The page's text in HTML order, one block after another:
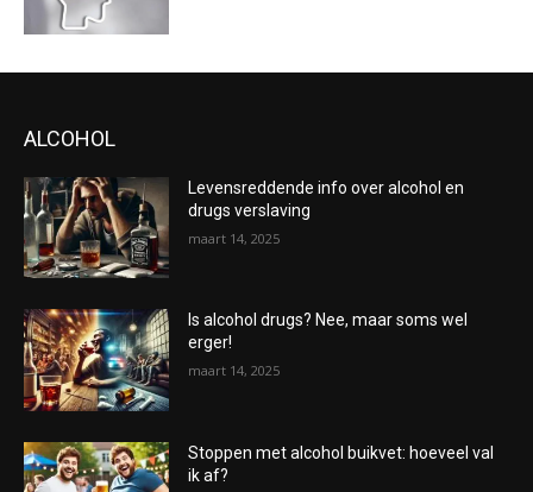
ALCOHOL
Levensreddende info over alcohol en
drugs verslaving
maart 14, 2025
Is alcohol drugs? Nee, maar soms wel
erger!
maart 14, 2025
Stoppen met alcohol buikvet: hoeveel val
ik af?